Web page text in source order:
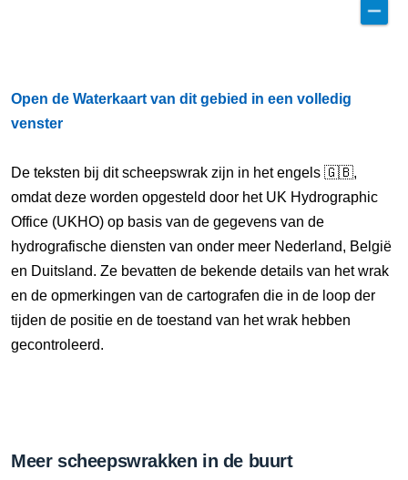
Open de Waterkaart van dit gebied in een volledig
venster
De teksten bij dit scheepswrak zijn in het engels 🇬🇧,
omdat deze worden opgesteld door het UK Hydrographic
Office (UKHO) op basis van de gegevens van de
hydrografische diensten van onder meer Nederland, België
en Duitsland. Ze bevatten de bekende details van het wrak
en de opmerkingen van de cartografen die in de loop der
tijden de positie en de toestand van het wrak hebben
gecontroleerd.
Meer scheepswrakken in de buurt